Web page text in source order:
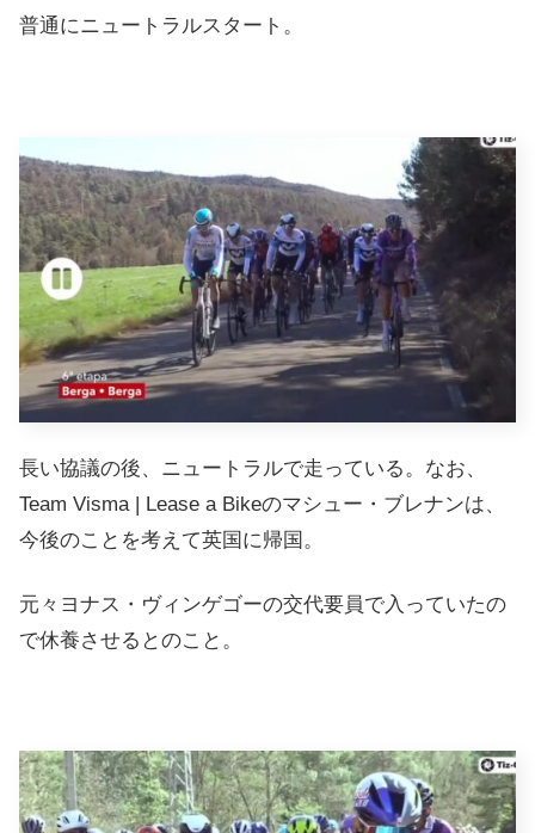
普通にニュートラルスタート。
長い協議の後、ニュートラルで走っている。なお、
Team Visma | Lease a Bikeのマシュー・ブレナンは、
今後のことを考えて英国に帰国。
元々ヨナス・ヴィンゲゴーの交代要員で入っていたの
で休養させるとのこと。